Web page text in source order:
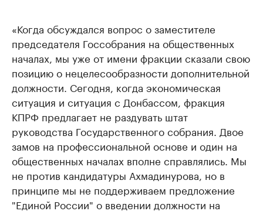
«Когда обсуждался вопрос о заместителе
председателя Госсобрания на общественных
началах, мы уже от имени фракции сказали свою
позицию о нецелесообразности дополнительной
должности. Сегодня, когда экономическая
ситуация и ситуация с Донбассом, фракция
КПРФ предлагает не раздувать штат
руководства Государственного собрания. Двое
замов на профессиональной основе и один на
общественных началах вполне справлялись. Мы
не против кандидатуры Ахмадинурова, но в
принципе мы не поддерживаем предложение
"Единой России" о введении должности на